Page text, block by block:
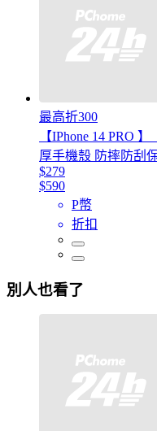
最高折300
【IPhone 14 PRO
厚手機殼 防摔防刮
$279
$590
P幣
折扣
別人也看了